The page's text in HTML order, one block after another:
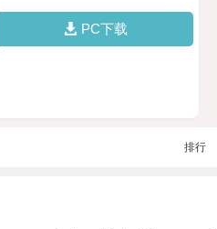
PC下载
排行